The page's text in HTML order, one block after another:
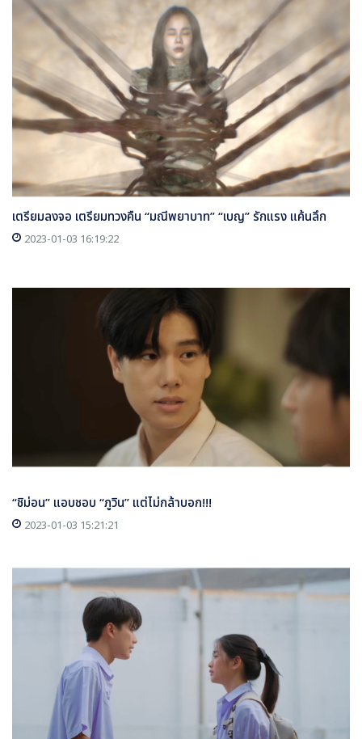
เตรียมลงจอ เตรียมทวงคืน “มณีพยาบาท” “เบญ” รักแรง แค้นลึก
2023-01-03 16:19:22
“ชิม่อน” แอบชอบ “ภูวิน” แต่ไม่กล้าบอก!!!
2023-01-03 15:21:21